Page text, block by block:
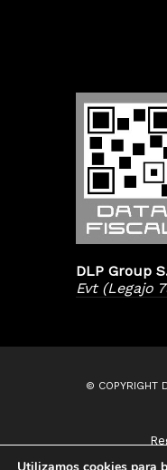
DLP Group
Evt (Legajo
© COPYRIGHT